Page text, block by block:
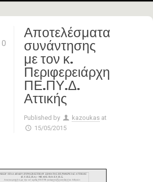
0
Αποτελέσματα
συνάντησης
με τον κ.
Περιφερειάρχη
ΠΕ.ΠΥ.Δ.
Αττικής
Published by kazoukas at
15/05/2015